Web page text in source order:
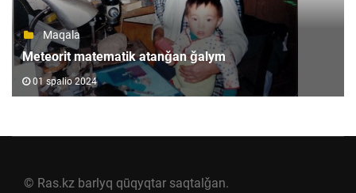
Maqala
Meteorit matematik atanǧan ǧalym
01 spalio 2024
© Ras.kz barlyq qūqyqtar saqtalǧan.